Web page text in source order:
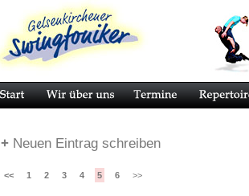
+ Neuen Eintrag schreiben
<< 1 2 3 4 5 6 >>